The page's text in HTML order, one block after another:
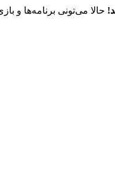
حالا می‌تونی برنامه‌ها و